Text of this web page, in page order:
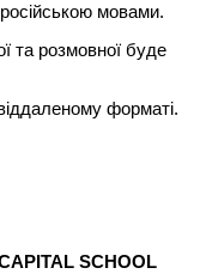
мовами.
та розмовної буде
форматі.
SCHOOL